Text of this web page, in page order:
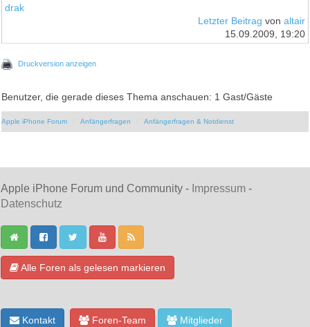
drak
Letzter Beitrag von altair
15.09.2009, 19:20
Druckversion anzeigen
Benutzer, die gerade dieses Thema anschauen: 1 Gast/Gäste
Apple iPhone Forum Anfängerfragen Anfängerfragen & Notdienst
Apple iPhone Forum und Community - Impressum -
Datenschutz
Alle Foren als gelesen markieren
Kontakt Foren-Team Mitglieder